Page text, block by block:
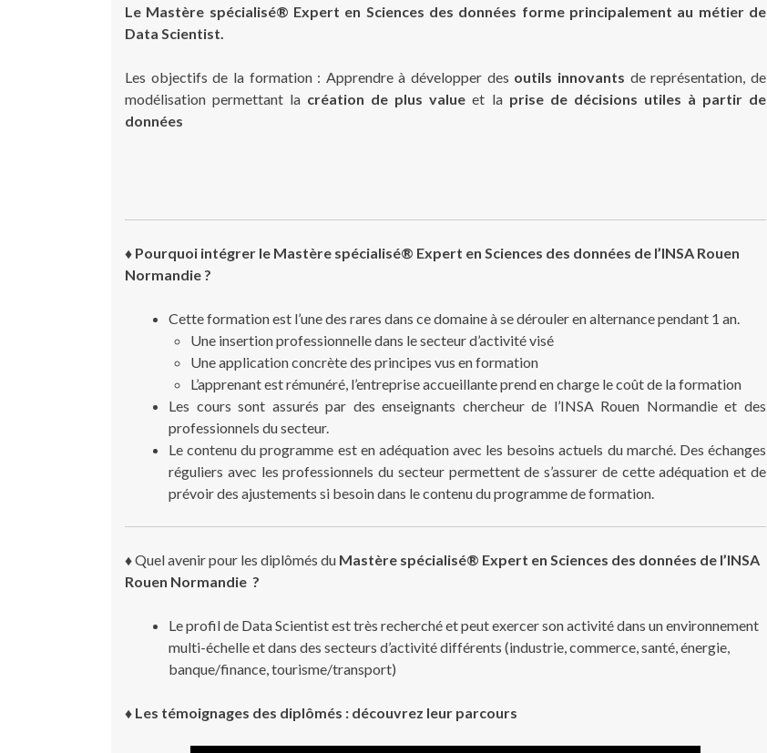
Le Mastère spécialisé® Expert en Sciences des données forme principalement au métier de
Data Scientist.
Les objectifs de la formation : Apprendre à développer des outils innovants de représentation, de
modélisation permettant la création de plus value et la prise de décisions utiles à partir de
données
♦ Pourquoi intégrer le Mastère spécialisé® Expert en Sciences des données de l’INSA Rouen
Normandie ?
Cette formation est l’une des rares dans ce domaine à se dérouler en alternance pendant 1 an.
Une insertion professionnelle dans le secteur d’activité visé
Une application concrète des principes vus en formation
L’apprenant est rémunéré, l’entreprise accueillante prend en charge le coût de la formation
Les cours sont assurés par des enseignants chercheur de l’INSA Rouen Normandie et des
professionnels du secteur.
Le contenu du programme est en adéquation avec les besoins actuels du marché. Des échanges
réguliers avec les professionnels du secteur permettent de s’assurer de cette adéquation et de
prévoir des ajustements si besoin dans le contenu du programme de formation.
♦Quel avenir pour les diplômés du Mastère spécialisé® Expert en Sciences des données de l’INSA
Rouen Normandie ?
Le profil de Data Scientist est très recherché et peut exercer son activité dans un environnement
multi-échelle et dans des secteurs d’activité différents (industrie, commerce, santé, énergie,
banque/finance, tourisme/transport)
♦ Les témoignages des diplômés : découvrez leur parcours